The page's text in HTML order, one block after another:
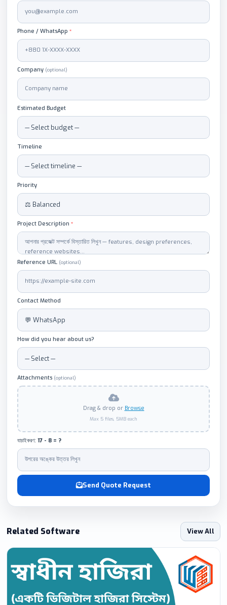
Phone / WhatsApp*
Company (optional)
Estimated Budget
Timeline
Priority
Project Description*
Reference URL (optional)
Contact Method
How did you hear about us?
Attachments (optional)
Drag & drop or Browse
Max 5 files, 5MB each
যাচাইকরণ:17 - 8 = ?
Send Quote Request
Related Software View All